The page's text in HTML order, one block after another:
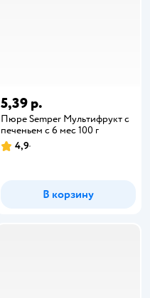
5,39 р.
Пюре Semper Мультифрукт с
печеньем с 6 мес 100 г
4,9
В корзину